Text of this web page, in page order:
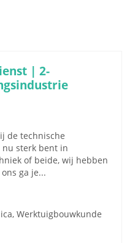
| 2-
de technische
nu sterk bent in
of beide, wij hebben
ga je...
Werktuigbouwkunde